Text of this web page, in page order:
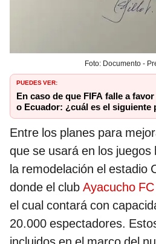
Foto: Documento -
PUEDES VER:
En caso de que FIFA falle a
o Ecuador: ¿cuál es el siguiente
Entre los planes para
que se usará en los
la remodelación el estadio
donde el club Ayacucho FC
el cual contará con
20.000 espectadores.